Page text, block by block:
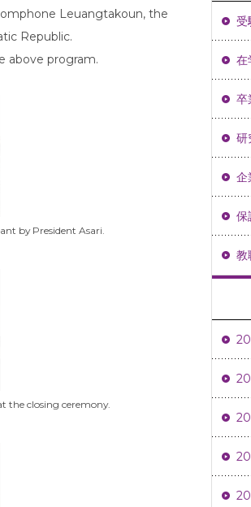
Leuangtakoun, the
Republic.
above program.
by President Asari.
the closing ceremony.
受
在
卒
研
企
保
教